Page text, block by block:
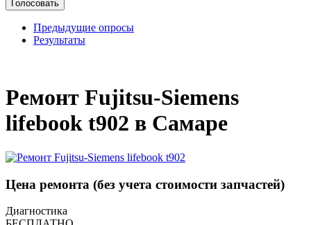
Предыдущие опросы
Результаты
Ремонт Fujitsu-Siemens
lifebook t902 в Самаре
Цена ремонта (без учета стоимости запчастей)
Диагностика